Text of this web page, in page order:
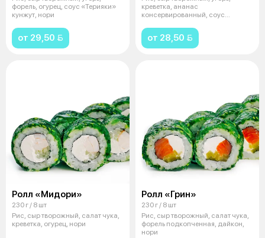
форель, огурец, соус «Терияки»
кунжут, нори
от 29,50 
креветка, ананас
консервированный, соус
от 28,50 
Ролл «Мидори»
230 г / 8 шт
Рис, сыр творожный, салат чука,
креветка, огурец, нори
Ролл «Грин»
230 г / 8 шт
Рис, сыр творожный, салат чука,
форель подкопченная, дайкон,
нори